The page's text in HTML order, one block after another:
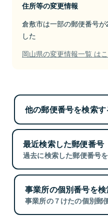
住所等の変更情報
倉敷市は一部の郵便番号
した
岡山県の変更情報一覧 は
他の郵便番号を検索す
最近検索した郵便番号
過去に検索した郵便番号
事業所の個別番号を検
事業所の７けたの個別郵